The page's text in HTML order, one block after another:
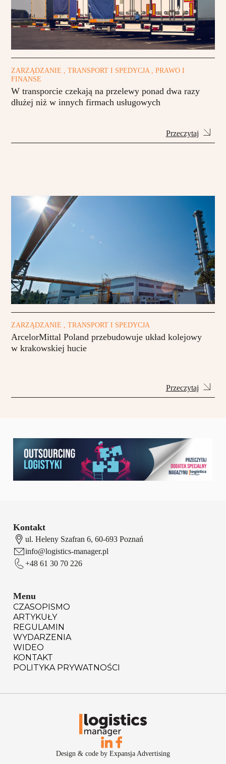
ZARZĄDZANIE , TRANSPORT I SPEDYCJA , PRAWO I
FINANSE
W transporcie czekają na przelewy ponad dwa razy
dłużej niż w innych firmach usługowych
Przeczytaj
ZARZĄDZANIE , TRANSPORT I SPEDYCJA
ArcelorMittal Poland przebudowuje układ kolejowy
w krakowskiej hucie
Przeczytaj
Kontakt
ul. Heleny Szafran 6, 60-693 Poznań
info@logistics-manager.pl
+48 61 30 70 226
Menu
CZASOPISMO
ARTYKUŁY
REGULAMIN
WYDARZENIA
WIDEO
KONTAKT
POLITYKA PRYWATNOŚCI
Design & code by Expansja Advertising